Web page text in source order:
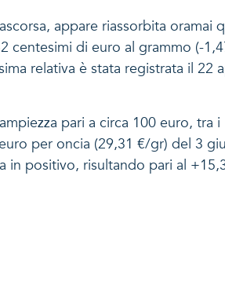
appare riassorbita oramai
centesimi di euro al grammo (-
relativa è stata registrata il 22
pari a circa 100 euro, tra
per oncia (29,31 €/gr) del 3
in positivo, risultando pari al